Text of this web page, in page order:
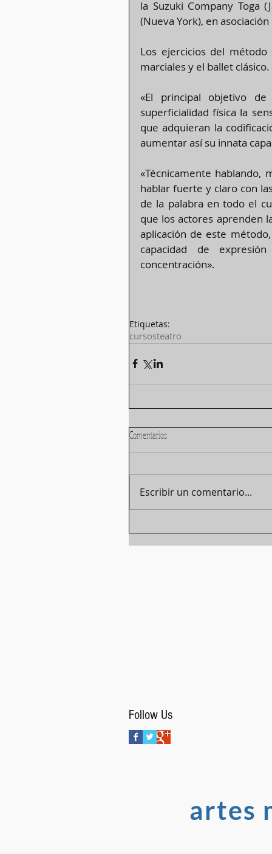
la Suzuki Company Toga
(Nueva York), en
Los ejercicios del
marciales y el ballet clásico.
«El principal objetivo
superficialidad física la
que adquieran la
aumentar así su innata
«Técnicamente hablando,
hablar fuerte y claro con
de la palabra en todo el
que los actores aprenden
aplicación de este
capacidad de
concentración».
Etiquetas:
cursosteatro
Comentarios
Escribir un comentario...
Follow Us
artes